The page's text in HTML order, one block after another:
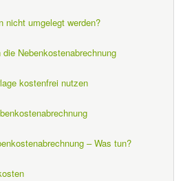
nicht umgelegt werden?
Nebenkostenabrechnung
kostenfrei nutzen
– Was tun?